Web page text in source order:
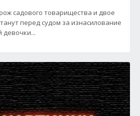
садового товарищества и двое
перед судом за изнасилование
девочки...